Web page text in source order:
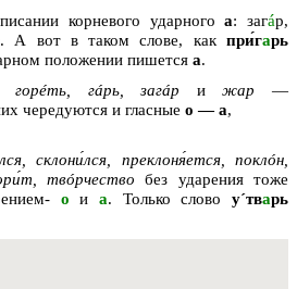
корневого ударногоа: загáр,
А вот в таком слове, какпри́гарь
положении пишется а.
горéть, гáрь, загáр ижар —
чередуются и гласные о — а,
склони́лся, преклоня́ется, поклóн,
твóрчество без ударения тоже
о и а. Только словоу´тварь